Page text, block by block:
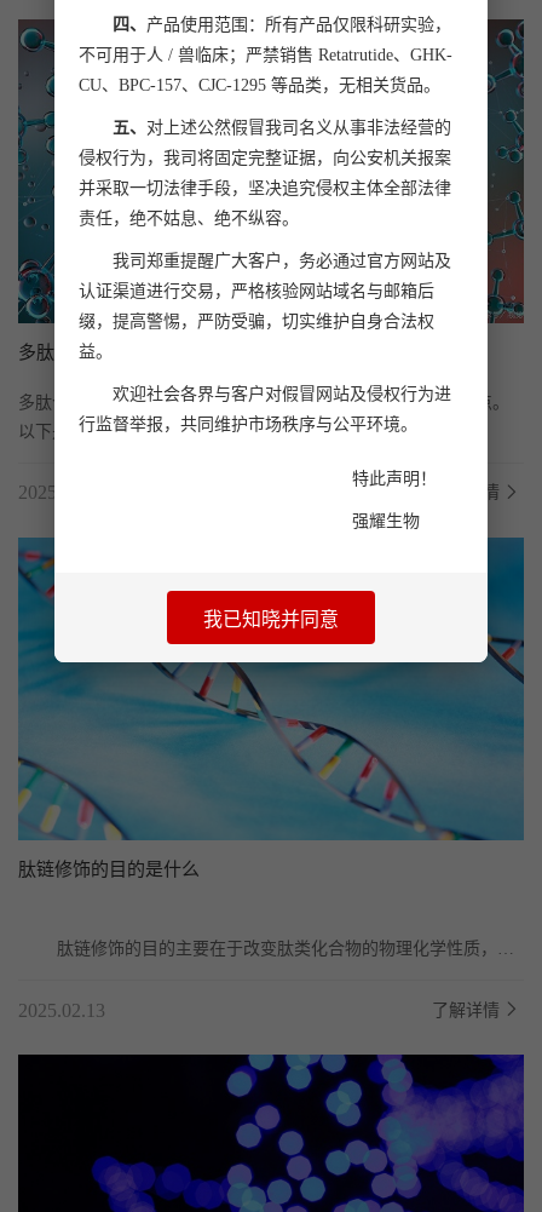
多肽合成中的固相合成法有哪些优缺点
多肽合成中的固相合成法具有一系列优点，同时也存在一些缺点。
以下是对其优缺点的详细分析：
2025.02.17 了解详情
肽链修饰的目的是什么
	肽链修饰的目的主要在于改变肽类化合物的物理化学性质，优
2025.02.13 了解详情
四、 产品使用范围：所有产品仅限科研实验，
不可用于人 / 兽临床；严禁销售 Retatrutide、GHK-
CU、BPC-157、CJC-1295 等品类，无相关货品。
五、 对上述公然假冒我司名义从事非法经营的
侵权行为，我司将固定完整证据，向公安机关报案
并采取一切法律手段，坚决追究侵权主体全部法律
责任，绝不姑息、绝不纵容。
我司郑重提醒广大客户，务必通过官方网站及
认证渠道进行交易，严格核验网站域名与邮箱后
缀，提高警惕，严防受骗，切实维护自身合法权
益。
欢迎社会各界与客户对假冒网站及侵权行为进
行监督举报，共同维护市场秩序与公平环境。
特此声明！
强耀生物
我已知晓并同意